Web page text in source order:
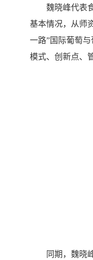
魏晓峰代表
基本情况，从师
一路”国际葡萄
模式、创新点、
同期，魏晓